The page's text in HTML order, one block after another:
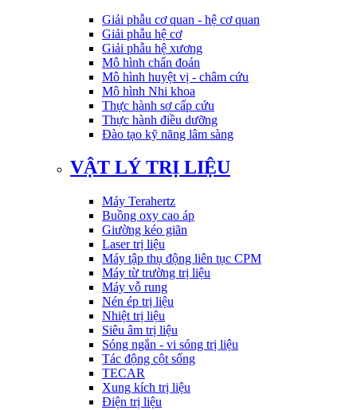
Giải phẫu cơ quan - hệ cơ quan
Giải phẫu hệ cơ
Giải phẫu hệ xương
Mô hình chẩn đoán
Mô hình huyệt vị - châm cứu
Mô hình Nhi khoa
Thực hành sơ cấp cứu
Thực hành điều dưỡng
Đào tạo kỹ năng lâm sàng
VẬT LÝ TRỊ LIỆU
Máy Terahertz
Buồng oxy cao áp
Giường kéo giãn
Laser trị liệu
Máy tập thụ động liên tục CPM
Máy từ trường trị liệu
Máy vỗ rung
Nén ép trị liệu
Nhiệt trị liệu
Siêu âm trị liệu
Sóng ngắn - vi sóng trị liệu
Tác động cột sống
TECAR
Xung kích trị liệu
Điện trị liệu